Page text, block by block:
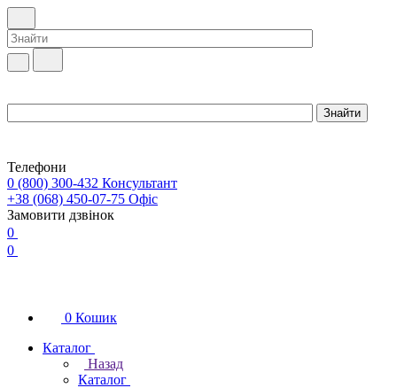
Телефони
0 (800) 300-432 Консультант
+38 (068) 450-07-75 Офіс
Замовити дзвінок
0
0
0 Кошик
Каталог
Назад
Каталог